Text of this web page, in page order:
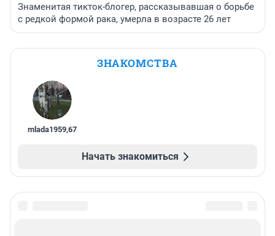
Знаменитая тикток-блогер, рассказывавшая о борьбе
с редкой формой рака, умерла в возрасте 26 лет
ЗНАКОМСТВА
mlada1959,67
Начать знакомиться